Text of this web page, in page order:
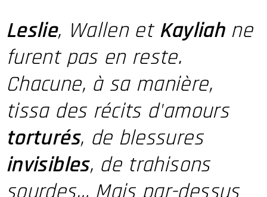
Leslie, Wallen et Kayliahne
furent pas en reste.
Chacune, à sa manière,
tissa des récits d'amours
torturés, de blessures
invisibles, de trahisons